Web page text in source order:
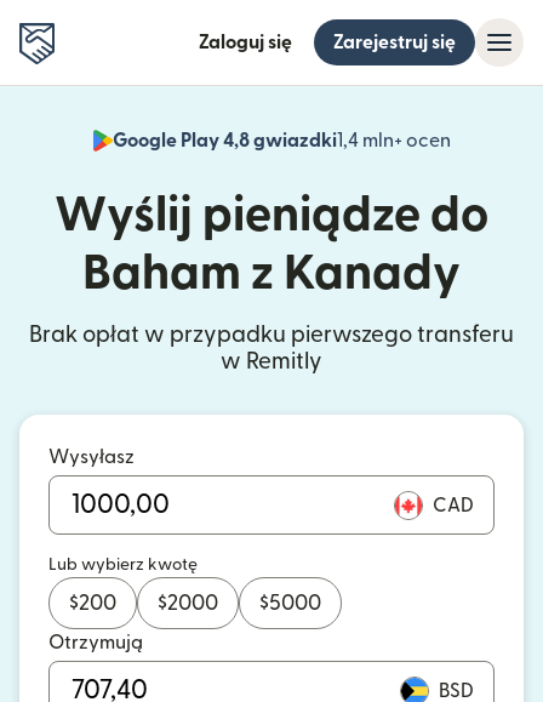
Zaloguj się Zarejestruj się
Google Play 4,8 gwiazdki1,4 mln+ ocen
(otwiera
Wyślij pieniądze do
Baham z Kanady
Brak opłat w przypadku pierwszego transferu
w Remitly
Wysyłasz
CAD
Lub wybierz kwotę
$200 $2000 $5000
Otrzymują
BSD